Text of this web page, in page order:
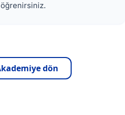
öğrenirsiniz.
dön